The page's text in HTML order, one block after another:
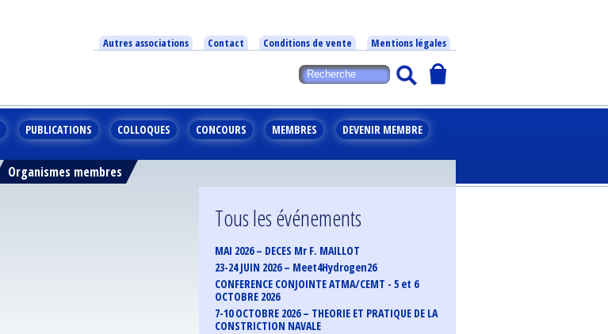
Autres associations Contact Conditions de vente Mentions légales
PUBLICATIONS COLLOQUES CONCOURS MEMBRES DEVENIR MEMBRE
Organismes membres
Tous les événements
MAI 2026 – DECES Mr F. MAILLOT
23-24 JUIN 2026 – Meet4Hydrogen26
CONFERENCE CONJOINTE ATMA/CEMT - 5 et 6
OCTOBRE 2026
7-10 OCTOBRE 2026 – THEORIE ET PRATIQUE DE LA
CONSTRICTION NAVALE